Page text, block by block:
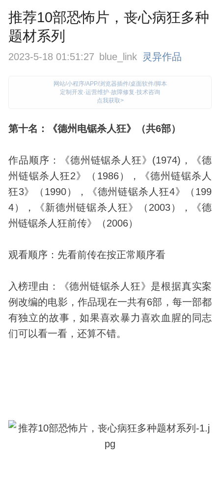
推荐10部恐怖片，丧心病狂多种
题材系列
2023-5-18 01:51:27 blue_link 灵异作品
网站/小程序/APP/浏览器插件/桌面软件/脚本
定制开发·运营维护·故障修复·技术咨询
点我获取>
第十名：《德州电锯杀人狂》（共6部）
作品顺序：《德州链锯杀人狂》(1974)，《德
州链锯杀人狂2》（1986），《德州链锯杀人
狂3》（1990），《德州链锯杀人狂4》（199
4），《新德州链锯杀人狂》（2003），《德
州链锯杀人狂前传》（2006）
观看顺序：先看前传在按正常顺序看
入榜理由：《德州链锯杀人狂》是根据真实案
例改编的电影，作品现在一共有6部，每一部都
有独立的故事，如果喜欢暴力喜欢血腥的同志
们可以看一看，还算不错。